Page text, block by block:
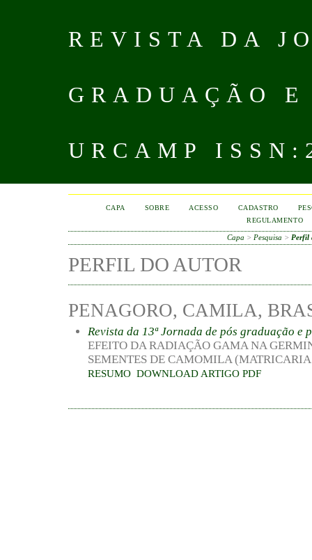
REVISTA DA
GRADUAÇÃO
URCAMP
CAPA SOBRE ACESSO CADASTRO
REGULAMENTO
Capa > Pesquisa > Perfil
PERFIL DO AUTOR
PENAGORO, CAMILA,
Revista da 13ª Jornada de pós graduação e
EFEITO DA RADIAÇÃO GAMA NA
SEMENTES DE CAMOMILA
RESUMO DOWNLOAD ARTIGO PDF